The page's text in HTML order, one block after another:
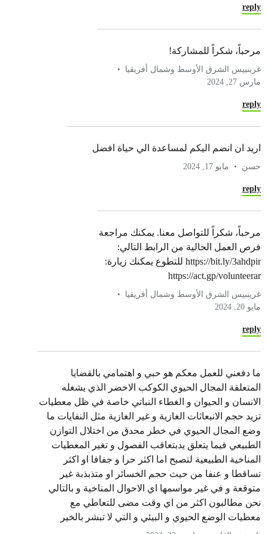
reply
مرحباً، شكراً للمشاركة!
غرينبيس الشرق الأوسط وشمال أفريقيا
مارس 27, 2024
reply
اريد ان انضم اليكم لمساعدة الي حياة افضل
حسن مايو 17, 2024
reply
مرحباً، شكراً للتواصل معنا. يمكنك مراجعة
فرص العمل الحالية من الرابط التالي:
https://bit.ly/3ahdpir للتطوع يمكنك زيارة:
https://act.gp/volunteerar
غرينبيس الشرق الأوسط وشمال أفريقيا
مايو 20, 2024
reply
ما دفعني للعمل معكم هو حبي و اهتمامي بالقضايا
المتعلقة المجال الحيوي الكوكب الاخضر الذي يشغله
الانسان و الحيوان و الغطاء النباتي خاصة في ظل معطيات
تزيد حجم الانبعاثات الغازية و غير الغازية مثل النفايات ما
وضع المجال الحيوي في خطر محدق من اختلال التوازن
الطبيعي فيما يتعلق يدبتعاقب الفصول و تغير المعطيات
المناخية الطبيعية لتصبح اما اكثر حرا و جفافا او اكثر
تساقطا و عنفا من حيث حجم الخسائر او متذبذبة غير
متوقعة و في غير مواسمها اي الاحوال المناخية و بالتالي
نحن مطالبون اكثر من اي وقت مضى للتعاطي مع
معطيات الوضع الحيوي و البيئي و التي لا تبشر بالخير